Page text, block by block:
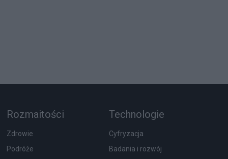
Rozmaitości
Zdrowie
Podróże
Technologie
Cyfryzacja
Badania i rozwój